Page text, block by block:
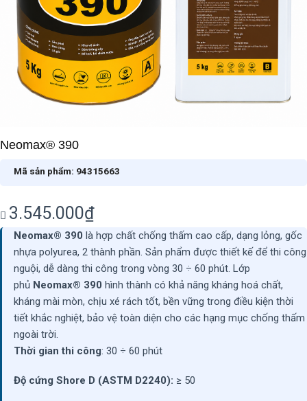
Neomax® 390
Mã sản phẩm: 94315663
3.545.000₫
Neomax® 390 là hợp chất chống thấm cao cấp, dạng lỏng, gốc
nhựa polyurea, 2 thành phần. Sản phẩm được thiết kế để thi công
nguội, dễ dàng thi công trong vòng 30 ÷ 60 phút. Lớp
phủ Neomax® 390 hình thành có khả năng kháng hoá chất,
kháng mài mòn, chịu xé rách tốt, bền vững trong điều kiện thời
tiết khắc nghiệt, bảo vệ toàn diện cho các hạng mục chống thấm
ngoài trời.
Thời gian thi công: 30 ÷ 60 phút
Độ cứng Shore D (ASTM D2240): ≥ 50